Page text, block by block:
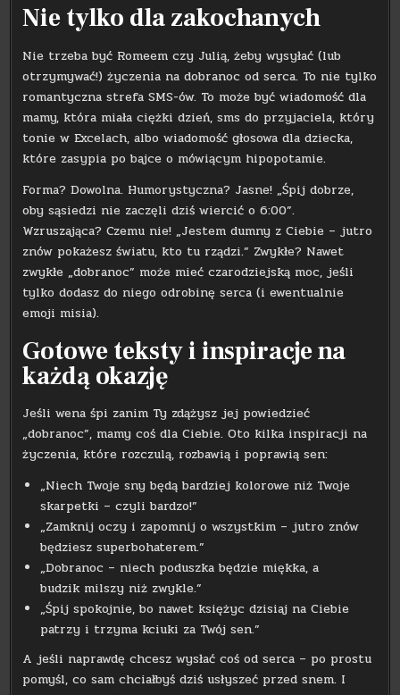
Nie tylko dla zakochanych
Nie trzeba być Romeem czy Julią, żeby wysyłać (lub
otrzymywać!) życzenia na dobranoc od serca. To nie tylko
romantyczna strefa SMS-ów. To może być wiadomość dla
mamy, która miała ciężki dzień, sms do przyjaciela, który
tonie w Excelach, albo wiadomość głosowa dla dziecka,
które zasypia po bajce o mówiącym hipopotamie.
Forma? Dowolna. Humorystyczna? Jasne! „Śpij dobrze,
oby sąsiedzi nie zaczęli dziś wiercić o 6:00”.
Wzruszająca? Czemu nie! „Jestem dumny z Ciebie – jutro
znów pokażesz światu, kto tu rządzi.” Zwykłe? Nawet
zwykłe „dobranoc” może mieć czarodziejską moc, jeśli
tylko dodasz do niego odrobinę serca (i ewentualnie
emoji misia).
Gotowe teksty i inspiracje na
każdą okazję
Jeśli wena śpi zanim Ty zdążysz jej powiedzieć
„dobranoc”, mamy coś dla Ciebie. Oto kilka inspiracji na
życzenia, które rozczulą, rozbawią i poprawią sen:
„Niech Twoje sny będą bardziej kolorowe niż Twoje
skarpetki – czyli bardzo!”
„Zamknij oczy i zapomnij o wszystkim – jutro znów
będziesz superbohaterem.”
„Dobranoc – niech poduszka będzie miękka, a
budzik milszy niż zwykle.”
„Śpij spokojnie, bo nawet księżyc dzisiaj na Ciebie
patrzy i trzyma kciuki za Twój sen.”
A jeśli naprawdę chcesz wysłać coś od serca – po prostu
pomyśl, co sam chciałbyś dziś usłyszeć przed snem. I